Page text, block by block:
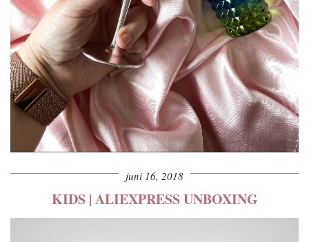
juni 16, 2018
KIDS | ALIEXPRESS UNBOXING